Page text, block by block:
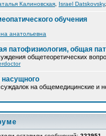
Калиновская Israel Datskovsky,
обучения
анатольевна
патофизиология, общая
общетеоретических
на общемедицинские и